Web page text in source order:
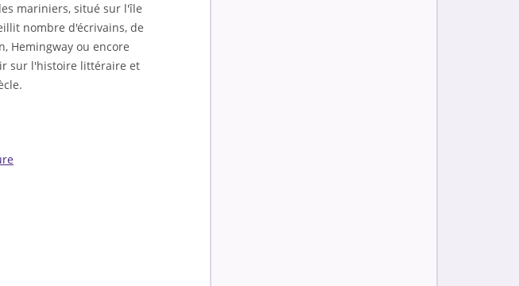
mariniers, situé sur l'île
nombre d'écrivains, de
Hemingway ou encore
sur l'histoire littéraire et